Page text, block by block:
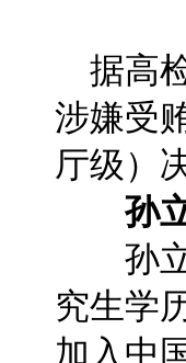
据高
涉嫌受
厅级）
孙
孙立
究生学
加入中